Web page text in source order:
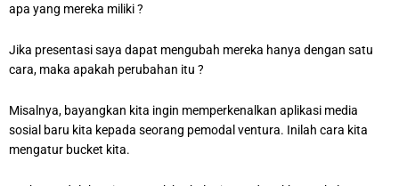
apa yang mereka miliki ?
Jika presentasi saya dapat mengubah mereka hanya dengan satu
cara, maka apakah perubahan itu ?
Misalnya, bayangkan kita ingin memperkenalkan aplikasi media
sosial baru kita kepada seorang pemodal ventura. Inilah cara kita
mengatur bucket kita.